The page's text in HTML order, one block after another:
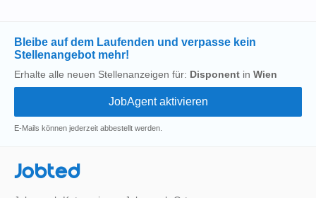
Bleibe auf dem Laufenden und verpasse kein
Stellenangebot mehr!
Erhalte alle neuen Stellenanzeigen für: Disponent in Wien
E-Mails können jederzeit abbestellt werden.
Jobted